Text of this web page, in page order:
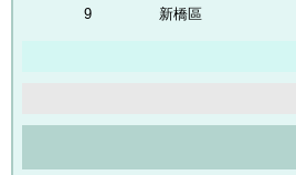
9 新橋區